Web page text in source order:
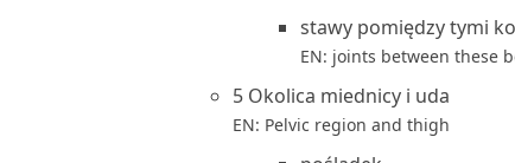
stawy pomiędzy tymi
EN: joints between these
5 Okolica miednicy i uda
EN: Pelvic region and thigh